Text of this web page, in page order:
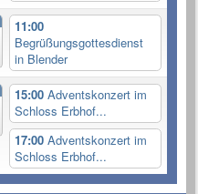
11:00
Begrüßungsgottesdienst
in Blender
15:00Adventskonzert im
Schloss Erbhof...
17:00Adventskonzert im
Schloss Erbhof...